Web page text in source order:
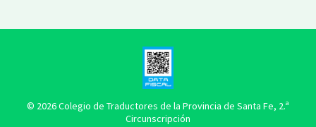
© 2026 Colegio de Traductores de la Provincia de Santa Fe, 2.ª
Circunscripción